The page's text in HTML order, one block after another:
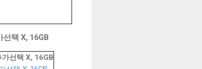
택 X, 16GB
선택 X, 16GB